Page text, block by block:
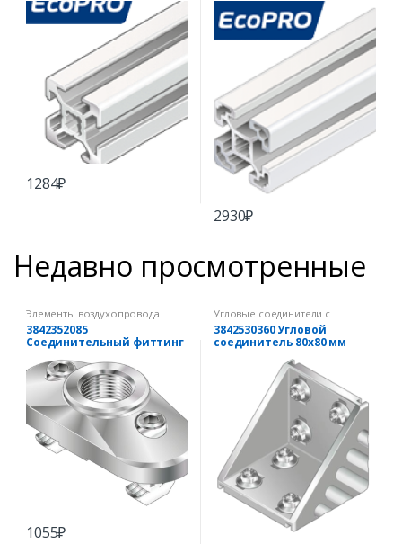
1284₽
2930₽
Недавно просмотренные
Элементы воздухопровода
3842352085
Соединительный фиттинг
1055₽
Угловые соединители с
комплектом крепежа
3842530360 Угловой
соединитель 80х80 мм